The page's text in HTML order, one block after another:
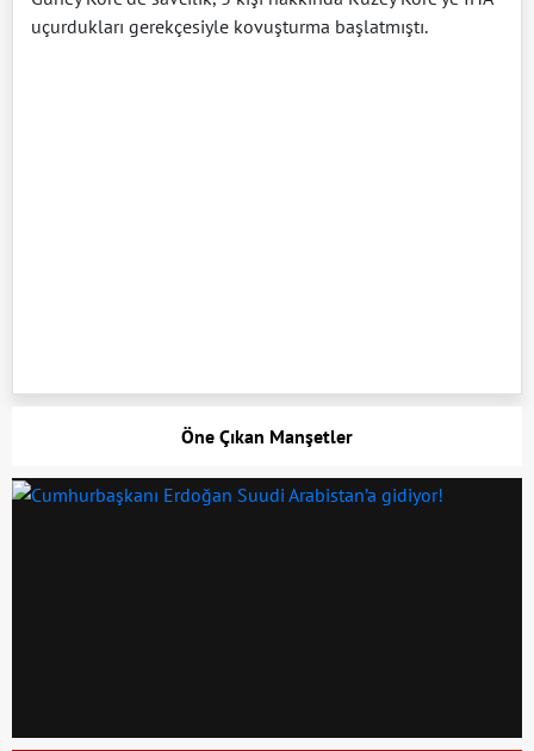
uçurdukları gerekçesiyle kovuşturma başlatmıştı.
Öne Çıkan Manşetler